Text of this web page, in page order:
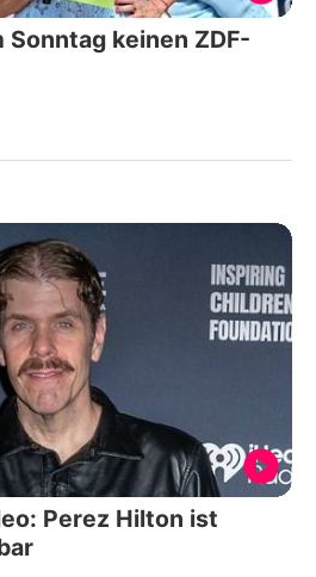
Sonntag keinen ZDF-
Perez Hilton ist